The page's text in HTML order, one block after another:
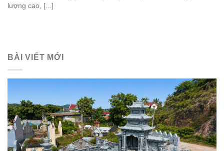
lượng cao, [...]
BÀI VIẾT MỚI